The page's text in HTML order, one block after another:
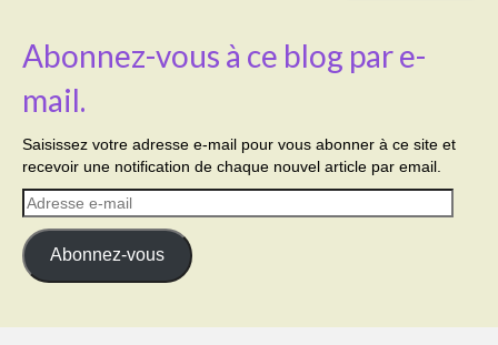
Abonnez-vous à ce blog par e-
mail.
Saisissez votre adresse e-mail pour vous abonner à ce site et
recevoir une notification de chaque nouvel article par email.
Adresse
e-
mail
Abonnez-vous